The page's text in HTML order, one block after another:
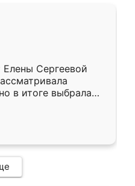
Качеством осталась
так, как и ожидала.
Елены Сергеевой
в итоге выбрала
условия, потом
спокойно объяснил
в срок, с
свое место без
Качеством осталась